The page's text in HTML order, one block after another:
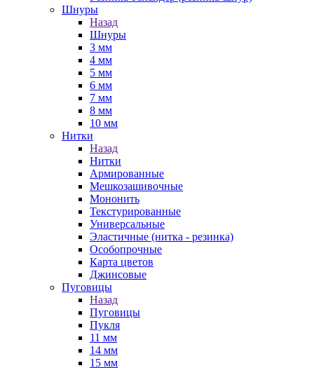
Шнуры
Назад
Шнуры
3 мм
4 мм
5 мм
6 мм
7 мм
8 мм
10 мм
Нитки
Назад
Нитки
Армированные
Мешкозашивочные
Мононить
Текстурированные
Универсальные
Эластичные (нитка - резинка)
Особопрочные
Карта цветов
Джинсовые
Пуговицы
Назад
Пуговицы
Пукля
11 мм
14 мм
15 мм